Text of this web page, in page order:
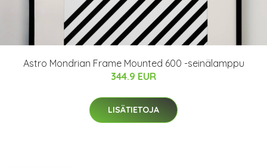
Astro Mondrian Frame Mounted 600 -seinälamppu
344.9 EUR
LISÄTIETOJA